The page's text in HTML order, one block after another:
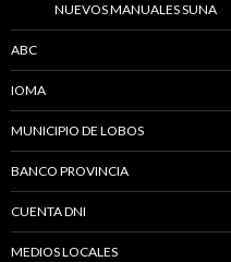
NUEVOS MANUALES SUNA
ABC
IOMA
MUNICIPIO DE LOBOS
BANCO PROVINCIA
CUENTA DNI
MEDIOS LOCALES